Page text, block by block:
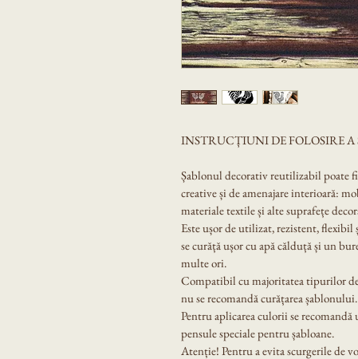
INSTRUCȚIUNI DE FOLOSIRE
Șablonul decorativ reutilizabil poate
creative și de amenajare interioară:
materiale textile și alte suprafețe
Este ușor de utilizat, rezistent,
se curăță ușor cu apă călduță și un
multe ori.
Compatibil cu majoritatea tipurilor
nu se recomandă curățarea șablonului.
Pentru aplicarea culorii se
pensule speciale pentru șabloane.
Atenție! Pentru a evita scurgerile de